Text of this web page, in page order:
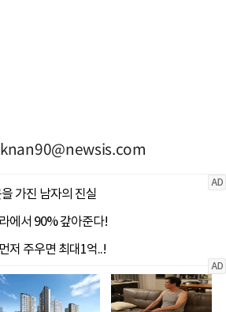
knan90@newsis.com